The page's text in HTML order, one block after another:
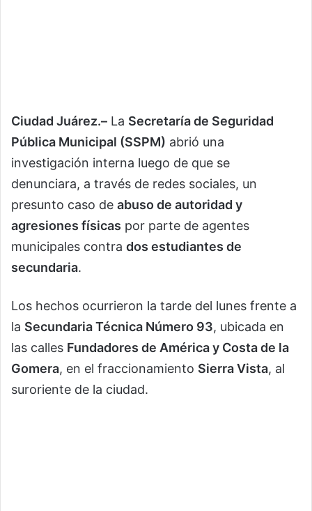
Ciudad Juárez.– La Secretaría de Seguridad
Pública Municipal (SSPM) abrió una
investigación interna luego de que se
denunciara, a través de redes sociales, un
presunto caso de abuso de autoridad y
agresiones físicas por parte de agentes
municipales contra dos estudiantes de
secundaria.
Los hechos ocurrieron la tarde del lunes frente a
la Secundaria Técnica Número 93, ubicada en
las calles Fundadores de América y Costa de la
Gomera, en el fraccionamiento Sierra Vista, al
suroriente de la ciudad.